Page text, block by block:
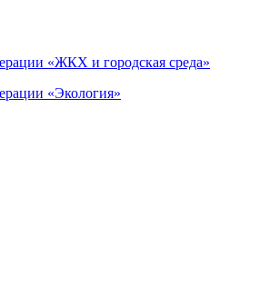
«ЖКХ и городская среда»
«Экология»